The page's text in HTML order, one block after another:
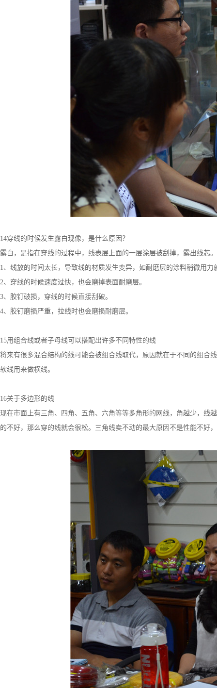
14穿线的时候发生露白现像，是什么原因？
露白，是指在穿线的过程中，线表层上面的一层涂层被刮掉，露出线芯
1、线放的时间太长，导致线的材质发生变异，如耐磨层的涂料稍微用力
2、穿线的时候速度过快，也会磨掉表面耐磨层。
3、胶钉破损，穿线的时候直接刮破。
4、胶钉磨损严重，拉线时也会磨损耐磨层。
15用组合线或者子母线可以搭配出许多不同特性的线
将来有很多混合结构的线可能会被组合线取代，原因就在于不同的组合
软线用来做横线。
16关于多边形的线
现在市面上有三角、四角、五角、六角等等多角形的网线，角越少，线
的不好，那么穿的线就会很松。三角线卖不动的最大原因不是性能不好